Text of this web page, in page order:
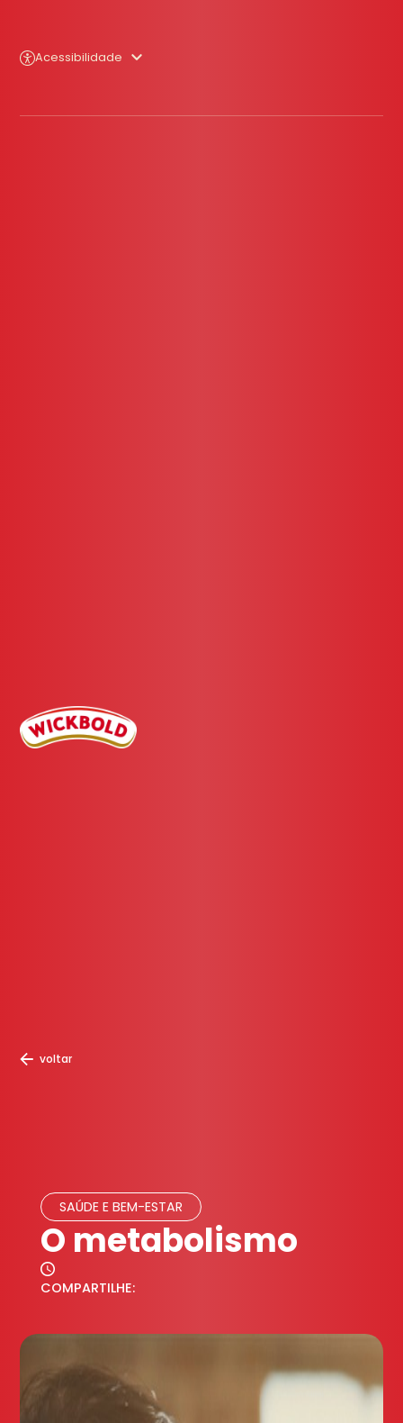
Acessibilidade
voltar
SAÚDE E BEM-ESTAR
O metabolismo
COMPARTILHE: